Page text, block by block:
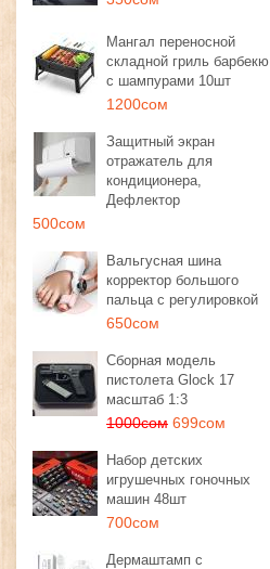
Мангал переносной
складной гриль барбекю
с шампурами 10шт
1200сом
Защитный экран
отражатель для
кондиционера,
Дефлектор
500сом
Вальгусная шина
корректор большого
пальца с регулировкой
650сом
Сборная модель
пистолета Glock 17
масштаб 1:3
1000сом 699сом
Набор детских
игрушечных гоночных
машин 48шт
700сом
Дермаштамп с